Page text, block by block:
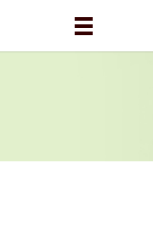
メニュー